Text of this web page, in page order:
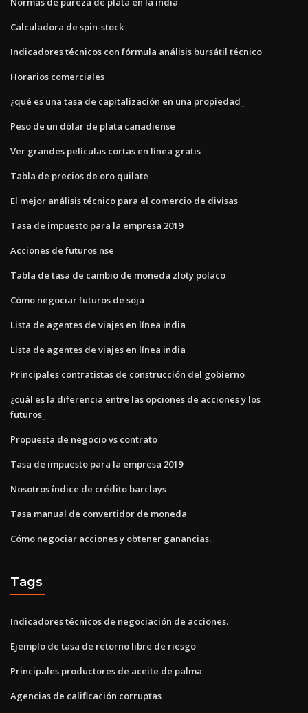
Calculadora de spin-stock
Indicadores técnicos con fórmula análisis bursátil técnico
Horarios comerciales
¿qué es una tasa de capitalización en una propiedad_
Peso de un dólar de plata canadiense
Ver grandes películas cortas en línea gratis
Tabla de precios de oro quilate
El mejor análisis técnico para el comercio de divisas
Tasa de impuesto para la empresa 2019
Acciones de futuros nse
Tabla de tasa de cambio de moneda zloty polaco
Cómo negociar futuros de soja
Lista de agentes de viajes en línea india
Lista de agentes de viajes en línea india
Principales contratistas de construcción del gobierno
¿cuál es la diferencia entre las opciones de acciones y los
futuros_
Propuesta de negocio vs contrato
Tasa de impuesto para la empresa 2019
Nosotros índice de crédito barclays
Tasa manual de convertidor de moneda
Cómo negociar acciones y obtener ganancias.
Tags
Indicadores técnicos de negociación de acciones.
Ejemplo de tasa de retorno libre de riesgo
Principales productores de aceite de palma
Agencias de calificación corruptas